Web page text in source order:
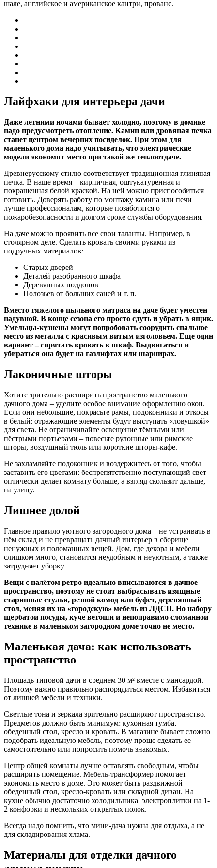
шале, английское и американское кантри, прованс.
Лайфхаки для интерьера дачи
Даже летними ночами бывает холодно, поэтому в домике
надо предусмотреть отопление. Камин или дровяная печка
станет центром вечерних посиделок. При этом для
маленького дома надо учитывать, что электрические
модели экономят место при такой же теплоотдаче.
Древнерусскому стилю соответствует традиционная глиняная
печка. В наше время – кирпичная, оштукатуренная и
покрашенная белой краской. На ней можно приспособиться
готовить. Доверять работу по монтажу камина или печи
лучше профессионалам, которые позаботятся о
пожаробезопасности и долгом сроке службы оборудования.
На даче можно проявить все свои таланты. Например, в
столярном деле. Сделать кровать своими руками из
подручных материалов:
Старых дверей
Деталей разобранного шкафа
Деревянных поддонов
Полозьев от больших саней и т. п.
Вместо тяжелого пыльного матраса на даче будет уместен
надувной. В конце сезона его просто сдуть и убрать в ящик.
Умельцы-кузнецы могут попробовать соорудить спальное
место из металла с красивым витым изголовьем. Еще один
вариант – спрятать кровать в шкаф. Выдвигаться и
убираться она будет на газлифтах или шарнирах.
Лаконичные шторы
Хотите зрительно расширить пространство маленького
дачного дома – уделите особое внимание оформлению окон.
Если они небольшие, покрасьте рамы, подоконники и откосы
в белый: отражающие элементы будут выступать «ловушкой»
для света. Не ограничивайте освещение тёмными или
пёстрыми портьерами – повесьте рулонные или римские
шторы, воздушный тюль или короткие шторы-кафе.
Не захламляйте подоконник и воздержитесь от того, чтобы
заставить его цветами: беспрепятственно поступающий свет
оптически делает комнату больше, а взгляд скользит дальше,
на улицу.
Лишнее долой
Главное правило уютного загородного дома – не устраивать в
нём склад и не превращать дачный интерьер в сборище
ненужных и поломанных вещей. Дом, где декора и мебели
слишком много, становится неудобным и неуютным, а также
затрудняет уборку.
Вещи с налётом ретро идеально вписываются в дачное
пространство, поэтому не стоит выбрасывать изящные
старинные стулья, резной комод или буфет, деревянный
стол, меняя их на «городскую» мебель из ЛДСП. Но набору
щербатой посуды, куче ветоши и непоправимо сломанной
технике в маленьком загородном доме точно не место.
Маленькая дача: как использовать
пространство
Площадь типовой дачи в среднем 30 м² вместе с мансардой.
Поэтому важно правильно распорядиться местом. Избавиться
от лишней мебели и техники.
Светлые тона и зеркала зрительно расширяют пространство.
Предметов должно быть минимум: кухонная тумба,
обеденный стол, кресло и кровать. В магазине бывает сложно
подобрать идеальную мебель, поэтому проще сделать ее
самостоятельно или попросить помочь знакомых.
Центр общей комнаты лучше оставлять свободным, чтобы
расширить помещение. Мебель-трансформер помогает
экономить место в доме. Это может быть раздвижной
обеденный стол, кресло-кровать или складной диван. На
кухне обычно достаточно холодильника, электроплитки на 1-
2 конфорки и нескольких открытых полок.
Всегда надо помнить, что мини-дача нужна для отдыха, а не
для складирования хлама.
Материалы для отделки дачного